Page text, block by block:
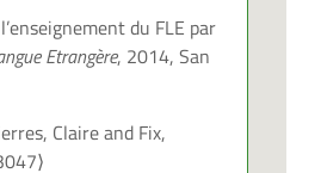
du FLE par
Etrangère, 2014, San
Claire and Fix,